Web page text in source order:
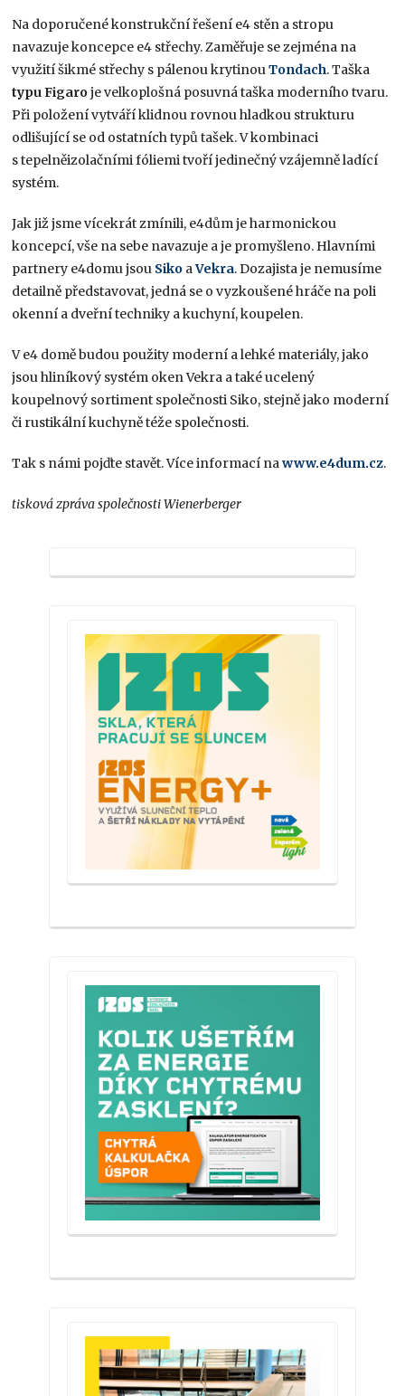
Na doporučené konstrukční řešení e4 stěn a stropu
navazuje koncepce e4 střechy. Zaměřuje se zejména na
využití šikmé střechy s pálenou krytinouTondach. Taška
typu Figaroje velkoplošná posuvná taška moderního tvaru.
Při položení vytváří klidnou rovnou hladkou strukturu
odlišující se od ostatních typů tašek. V kombinaci
s tepelněizolačními fóliemi tvoří jedinečný vzájemně ladící
systém.
Jak již jsme vícekrát zmínili, e4dům je harmonickou
koncepcí, vše na sebe navazuje a je promyšleno. Hlavními
partnery e4domu jsou Siko aVekra. Dozajista je nemusíme
detailně představovat, jedná se o vyzkoušené hráče na poli
okenní a dveřní techniky a kuchyní, koupelen.
V e4 domě budou použity moderní a lehké materiály, jako
jsou hliníkový systém oken Vekra a také ucelený
koupelnový sortiment společnosti Siko, stejně jako moderní
či rustikální kuchyně téže společnosti.
Tak s námi pojďte stavět. Více informací nawww.e4dum.cz.
tisková zpráva společnosti Wienerberger